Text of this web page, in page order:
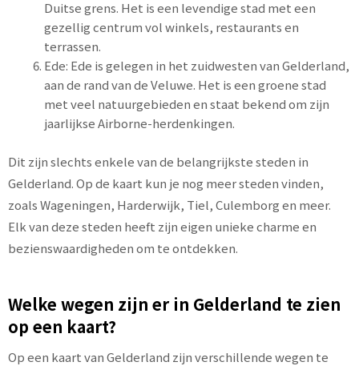
Duitse grens. Het is een levendige stad met een
gezellig centrum vol winkels, restaurants en
terrassen.
Ede: Ede is gelegen in het zuidwesten van Gelderland,
aan de rand van de Veluwe. Het is een groene stad
met veel natuurgebieden en staat bekend om zijn
jaarlijkse Airborne-herdenkingen.
Dit zijn slechts enkele van de belangrijkste steden in
Gelderland. Op de kaart kun je nog meer steden vinden,
zoals Wageningen, Harderwijk, Tiel, Culemborg en meer.
Elk van deze steden heeft zijn eigen unieke charme en
bezienswaardigheden om te ontdekken.
Welke wegen zijn er in Gelderland te zien
op een kaart?
Op een kaart van Gelderland zijn verschillende wegen te